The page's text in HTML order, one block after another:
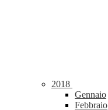
2018
Gennaio
Febbraio